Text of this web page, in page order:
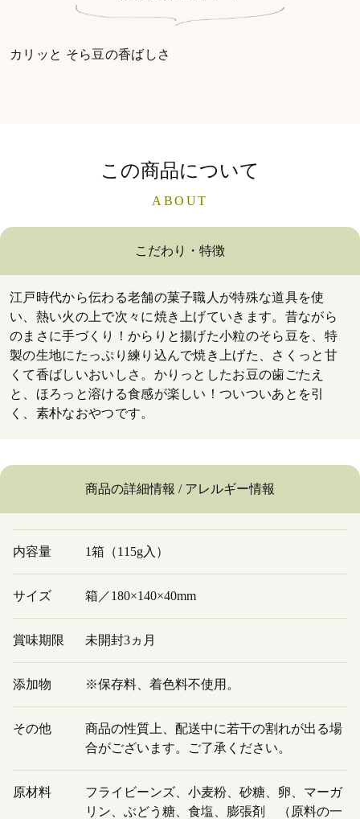
カリッと そら豆の香ばしさ
この商品について
ABOUT
こだわり・特徴
江戸時代から伝わる老舗の菓子職人が特殊な道具を使
い、熱い火の上で次々に焼き上げていきます。昔ながら
のまさに手づくり！からりと揚げた小粒のそら豆を、特
製の生地にたっぷり練り込んで焼き上げた、さくっと甘
くて香ばしいおいしさ。かりっとしたお豆の歯ごたえ
と、ほろっと溶ける食感が楽しい！ついついあとを引
く、素朴なおやつです。
商品の詳細情報 / アレルギー情報
内容量 1箱（115g入）
サイズ 箱／180×140×40mm
賞味期限 未開封3ヵ月
添加物 ※保存料、着色料不使用。
その他
商品の性質上、配送中に若干の割れが出る場
合がございます。ご了承ください。
原材料
フライビーンズ、小麦粉、砂糖、卵、マーガ
リン、ぶどう糖、食塩、膨張剤 （原料の一